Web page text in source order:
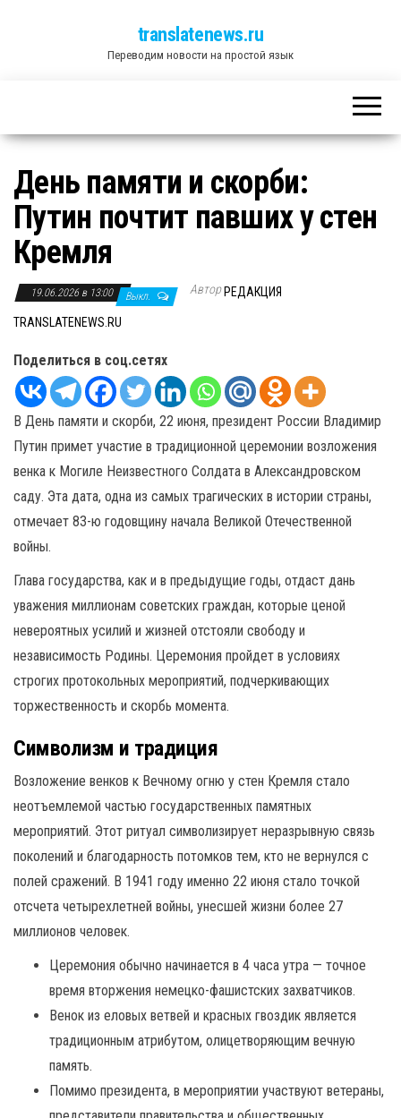
translatenews.ru
Переводим новости на простой язык
День памяти и скорби:
Путин почтит павших у стен
Кремля
19.06.2026 в 13:00 Выкл. Автор РЕДАКЦИЯ
TRANSLATENEWS.RU
Поделиться в соц.сетях
В День памяти и скорби, 22 июня, президент России Владимир
Путин примет участие в традиционной церемонии возложения
венка к Могиле Неизвестного Солдата в Александровском
саду. Эта дата, одна из самых трагических в истории страны,
отмечает 83-ю годовщину начала Великой Отечественной
войны.
Глава государства, как и в предыдущие годы, отдаст дань
уважения миллионам советских граждан, которые ценой
невероятных усилий и жизней отстояли свободу и
независимость Родины. Церемония пройдет в условиях
строгих протокольных мероприятий, подчеркивающих
торжественность и скорбь момента.
Символизм и традиция
Возложение венков к Вечному огню у стен Кремля стало
неотъемлемой частью государственных памятных
мероприятий. Этот ритуал символизирует неразрывную связь
поколений и благодарность потомков тем, кто не вернулся с
полей сражений. В 1941 году именно 22 июня стало точкой
отсчета четырехлетней войны, унесшей жизни более 27
миллионов человек.
Церемония обычно начинается в 4 часа утра — точное
время вторжения немецко-фашистских захватчиков.
Венок из еловых ветвей и красных гвоздик является
традиционным атрибутом, олицетворяющим вечную
память.
Помимо президента, в мероприятии участвуют ветераны,